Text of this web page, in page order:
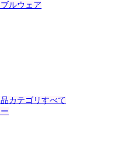
ルウェア
カテゴリすべて